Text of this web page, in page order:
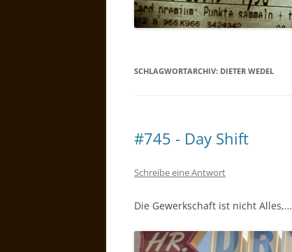
SCHLAGWORTARCHIV: DIETER WEDEL
#745 - Day Shift
Schreibe eine Antwort
Die Gewerkschaft ist nicht Alles,…